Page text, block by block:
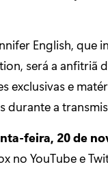
English, que
será a anfitriã
exclusivas e
durante a
feira, 20 de
no YouTube e